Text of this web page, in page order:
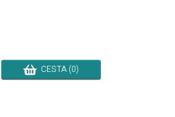
CESTA (0)